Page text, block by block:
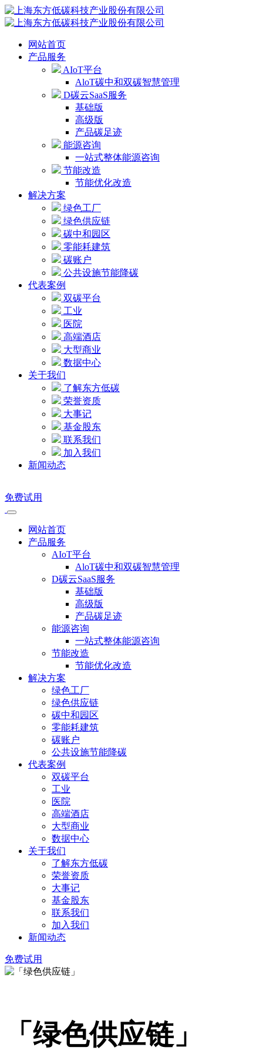
网站首页
产品服务
AIoT平台
AloT碳中和双碳智慧管理
D碳云SaaS服务
基础版
高级版
产品碳足迹
能源咨询
一站式整体能源咨询
节能改造
节能优化改造
解决方案
绿色工厂
绿色供应链
碳中和园区
零能耗建筑
碳账户
公共设施节能降碳
代表案例
双碳平台
工业
医院
高端酒店
大型商业
数据中心
关于我们
了解东方低碳
荣誉资质
大事记
基金股东
联系我们
加入我们
新闻动态
免费试用
网站首页
产品服务
AIoT平台
AloT碳中和双碳智慧管理
D碳云SaaS服务
基础版
高级版
产品碳足迹
能源咨询
一站式整体能源咨询
节能改造
节能优化改造
解决方案
绿色工厂
绿色供应链
碳中和园区
零能耗建筑
碳账户
公共设施节能降碳
代表案例
双碳平台
工业
医院
高端酒店
大型商业
数据中心
关于我们
了解东方低碳
荣誉资质
大事记
基金股东
联系我们
加入我们
新闻动态
免费试用
「绿色供应链」